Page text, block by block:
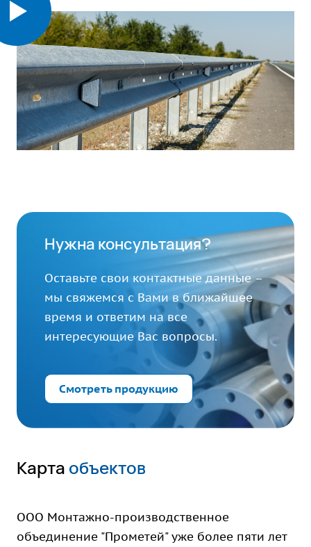
Нужна консультация?
Оставьте свои контактные данные –
мы свяжемся с Вами в ближайшее
время и ответим на все
интересующие Вас вопросы.
Смотреть продукцию
Карта объектов
ООО Монтажно-производственное
объединение "Прометей" уже более пяти лет